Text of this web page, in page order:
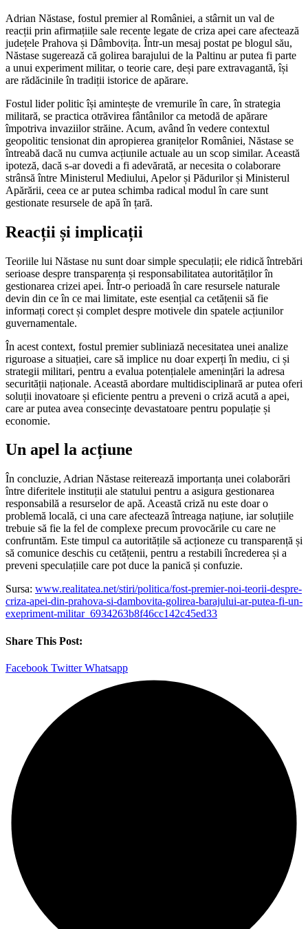
Adrian Năstase, fostul premier al României, a stârnit un val de
reacții prin afirmațiile sale recente legate de criza apei care afectează
județele Prahova și Dâmbovița. Într-un mesaj postat pe blogul său,
Năstase sugerează că golirea barajului de la Paltinu ar putea fi parte
a unui experiment militar, o teorie care, deși pare extravagantă, își
are rădăcinile în tradiții istorice de apărare.
Fostul lider politic își amintește de vremurile în care, în strategia
militară, se practica otrăvirea fântânilor ca metodă de apărare
împotriva invaziilor străine. Acum, având în vedere contextul
geopolitic tensionat din apropierea granițelor României, Năstase se
întreabă dacă nu cumva acțiunile actuale au un scop similar. Această
ipoteză, dacă s-ar dovedi a fi adevărată, ar necesita o colaborare
strânsă între Ministerul Mediului, Apelor și Pădurilor și Ministerul
Apărării, ceea ce ar putea schimba radical modul în care sunt
gestionate resursele de apă în țară.
Reacții și implicații
Teoriile lui Năstase nu sunt doar simple speculații; ele ridică întrebări
serioase despre transparența și responsabilitatea autorităților în
gestionarea crizei apei. Într-o perioadă în care resursele naturale
devin din ce în ce mai limitate, este esențial ca cetățenii să fie
informați corect și complet despre motivele din spatele acțiunilor
guvernamentale.
În acest context, fostul premier subliniază necesitatea unei analize
riguroase a situației, care să implice nu doar experți în mediu, ci și
strategii militari, pentru a evalua potențialele amenințări la adresa
securității naționale. Această abordare multidisciplinară ar putea oferi
soluții inovatoare și eficiente pentru a preveni o criză acută a apei,
care ar putea avea consecințe devastatoare pentru populație și
economie.
Un apel la acțiune
În concluzie, Adrian Năstase reiterează importanța unei colaborări
între diferitele instituții ale statului pentru a asigura gestionarea
responsabilă a resurselor de apă. Această criză nu este doar o
problemă locală, ci una care afectează întreaga națiune, iar soluțiile
trebuie să fie la fel de complexe precum provocările cu care ne
confruntăm. Este timpul ca autoritățile să acționeze cu transparență și
să comunice deschis cu cetățenii, pentru a restabili încrederea și a
preveni speculațiile care pot duce la panică și confuzie.
Sursa: www.realitatea.net/stiri/politica/fost-premier-noi-teorii-despre-
criza-apei-din-prahova-si-dambovita-golirea-barajului-ar-putea-fi-un-
exepriment-militar_6934263b8f46cc142c45ed33
Share This Post:
Facebook Twitter Whatsapp